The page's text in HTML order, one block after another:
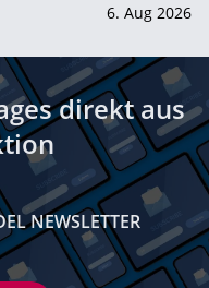
6. Aug 2026
direkt aus
NEWSLETTER